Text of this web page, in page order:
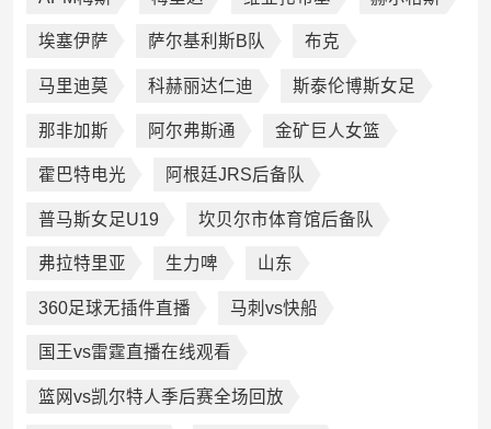
埃塞伊萨 萨尔基利斯B队 布克
马里迪莫 科赫丽达仁迪 斯泰伦博斯女足
那非加斯 阿尔弗斯通 金矿巨人女篮
霍巴特电光 阿根廷JRS后备队
普马斯女足U19 坎贝尔市体育馆后备队
弗拉特里亚 生力啤 山东
360足球无插件直播 马刺vs快船
国王vs雷霆直播在线观看
篮网vs凯尔特人季后赛全场回放